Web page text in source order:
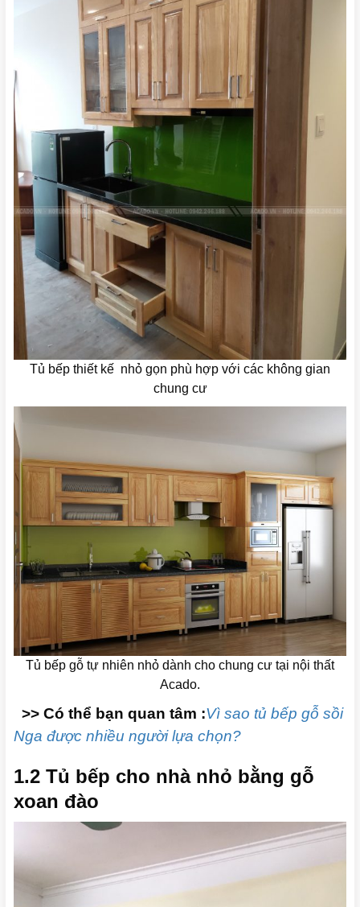
Tủ bếp thiết kế nhỏ gọn phù hợp với các không gian
chung cư
Tủ bếp gỗ tự nhiên nhỏ dành cho chung cư tại nội thất
Acado.
>> Có thể bạn quan tâm :Vì sao tủ bếp gỗ sồi
Nga được nhiều người lựa chọn?
1.2 Tủ bếp cho nhà nhỏ bằng gỗ
xoan đào